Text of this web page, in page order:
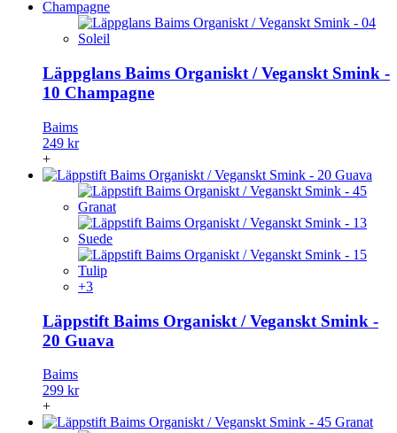
Läppglans Baims Organiskt / Veganskt Smink -
10 Champagne
Baims
249 kr
+
+3
Läppstift Baims Organiskt / Veganskt Smink -
20 Guava
Baims
299 kr
+